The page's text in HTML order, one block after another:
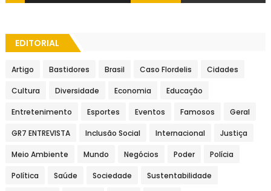
EDITORIAL
Artigo Bastidores Brasil Caso Flordelis Cidades
Cultura Diversidade Economia Educação
Entretenimento Esportes Eventos Famosos Geral
GR7 ENTREVISTA Inclusão Social Internacional Justiça
Meio Ambiente Mundo Negócios Poder Polícia
Política Saúde Sociedade Sustentabilidade